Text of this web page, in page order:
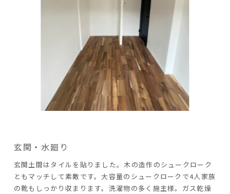
玄関・水廻り
玄関土間はタイルを貼りました。木の造作のシュークローク
ともマッチして素敵です。大容量のシュークロークで4人家族
の靴もしっかり収まります。洗濯物の多く施主様。ガス乾燥